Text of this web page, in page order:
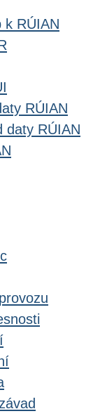
k RÚIAN
RÚIAN
daty RÚIAN